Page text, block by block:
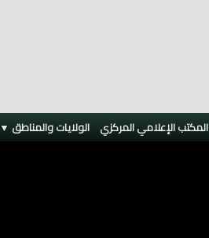
المكتب الإعلامي المركزي الولايات والمناطق ▼